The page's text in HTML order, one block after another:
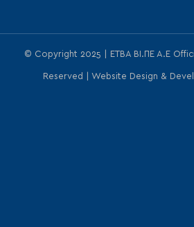
© Copyright 2025 | ΕΤΒΑ ΒΙ.ΠΕ Α.Ε
Reserved | Website Design &